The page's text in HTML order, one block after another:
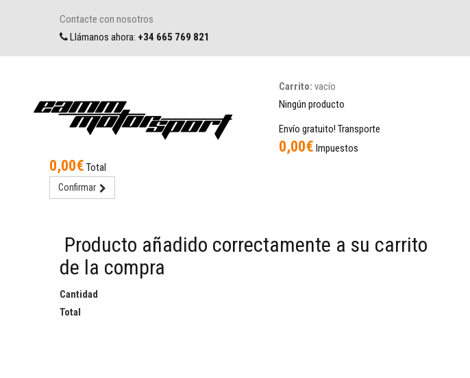
Contacte con nosotros
Llámanos ahora: +34 665 769 821
Carrito: vacío
Ningún producto
Envío gratuito! Transporte
0,00€ Impuestos
0,00€ Total
Confirmar
Producto añadido correctamente a su carrito
de la compra
Cantidad
Total